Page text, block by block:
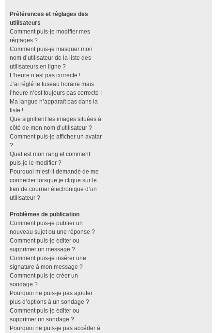
Préférences et réglages des
utilisateurs
Comment puis-je modifier mes
réglages ?
Comment puis-je masquer mon
nom d’utilisateur de la liste des
utilisateurs en ligne ?
L’heure n’est pas correcte !
J’ai réglé le fuseau horaire mais
l’heure n’est toujours pas correcte !
Ma langue n’apparaît pas dans la
liste !
Que signifient les images situées à
côté de mon nom d’utilisateur ?
Comment puis-je afficher un avatar
?
Quel est mon rang et comment
puis-je le modifier ?
Pourquoi m’est-il demandé de me
connecter lorsque je clique sur le
lien de courrier électronique d’un
utilisateur ?
Problèmes de publication
Comment puis-je publier un
nouveau sujet ou une réponse ?
Comment puis-je éditer ou
supprimer un message ?
Comment puis-je insérer une
signature à mon message ?
Comment puis-je créer un
sondage ?
Pourquoi ne puis-je pas ajouter
plus d’options à un sondage ?
Comment puis-je éditer ou
supprimer un sondage ?
Pourquoi ne puis-je pas accéder à